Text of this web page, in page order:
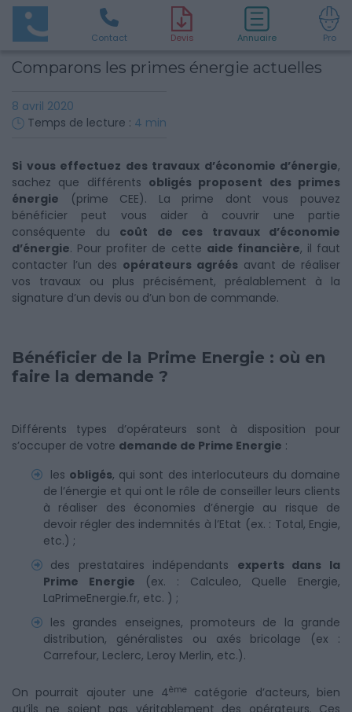
Contact Devis Annuaire Pro
Comparons les primes énergie actuelles
8 avril 2020
Temps de lecture : 4 min
Si vous effectuez des travaux d’économie d’énergie,
sachez que différents obligés proposent des primes
énergie (prime CEE). La prime dont vous pouvez
bénéficier peut vous aider à couvrir une partie
conséquente du coût de ces travaux d’économie
d’énergie. Pour profiter de cette aide financière, il faut
contacter l’un des opérateurs agréés avant de réaliser
vos travaux ou plus précisément, préalablement à la
signature d’un devis ou d’un bon de commande.
Bénéficier de la Prime Energie : où en
faire la demande ?
Différents types d’opérateurs sont à disposition pour
s’occuper de votre demande de Prime Energie :
les obligés, qui sont des interlocuteurs du domaine
de l’énergie et qui ont le rôle de conseiller leurs clients
à réaliser des économies d’énergie au risque de
devoir régler des indemnités à l’Etat (ex. : Total, Engie,
etc.) ;
des prestataires indépendants experts dans la
Prime Energie (ex. : Calculeo, Quelle Energie,
LaPrimeEnergie.fr, etc. ) ;
les grandes enseignes, promoteurs de la grande
distribution, généralistes ou axés bricolage (ex :
Carrefour, Leclerc, Leroy Merlin, etc.).
On pourrait ajouter une 4ème
catégorie d’acteurs, bien
qu’ils ne soient pas véritablement des opérateurs. Ces